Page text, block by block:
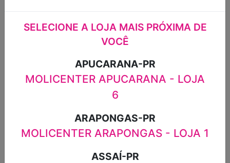
R$14,99 R$5,98
SELECIONE A LOJA MAIS PRÓXIMA DE
VOCÊ
APUCARANA-PR
MOLICENTER APUCARANA - LOJA
6
ARAPONGAS-PR
MOLICENTER ARAPONGAS - LOJA 1
ASSAÍ-PR